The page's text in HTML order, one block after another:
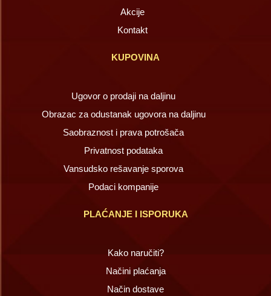
Akcije
Kontakt
KUPOVINA
Ugovor o prodaji na daljinu
Obrazac za odustanak ugovora na daljinu
Saobraznost i prava potrošača
Privatnost podataka
Vansudsko rešavanje sporova
Podaci kompanije
PLAĆANJE I ISPORUKA
Kako naručiti?
Načini plaćanja
Način dostave